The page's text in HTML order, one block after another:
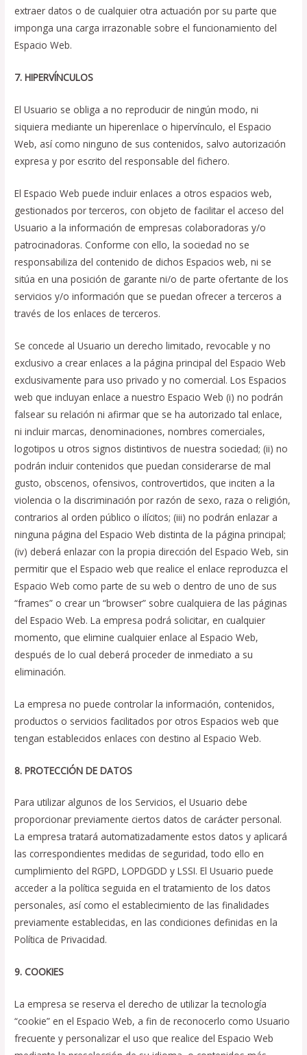
extraer datos o de cualquier otra actuación por su parte que
imponga una carga irrazonable sobre el funcionamiento del
Espacio Web.
7. HIPERVÍNCULOS
El Usuario se obliga a no reproducir de ningún modo, ni
siquiera mediante un hiperenlace o hipervínculo, el Espacio
Web, así como ninguno de sus contenidos, salvo autorización
expresa y por escrito del responsable del fichero.
El Espacio Web puede incluir enlaces a otros espacios web,
gestionados por terceros, con objeto de facilitar el acceso del
Usuario a la información de empresas colaboradoras y/o
patrocinadoras. Conforme con ello, la sociedad no se
responsabiliza del contenido de dichos Espacios web, ni se
sitúa en una posición de garante ni/o de parte ofertante de los
servicios y/o información que se puedan ofrecer a terceros a
través de los enlaces de terceros.
Se concede al Usuario un derecho limitado, revocable y no
exclusivo a crear enlaces a la página principal del Espacio Web
exclusivamente para uso privado y no comercial. Los Espacios
web que incluyan enlace a nuestro Espacio Web (i) no podrán
falsear su relación ni afirmar que se ha autorizado tal enlace,
ni incluir marcas, denominaciones, nombres comerciales,
logotipos u otros signos distintivos de nuestra sociedad; (ii) no
podrán incluir contenidos que puedan considerarse de mal
gusto, obscenos, ofensivos, controvertidos, que inciten a la
violencia o la discriminación por razón de sexo, raza o religión,
contrarios al orden público o ilícitos; (iii) no podrán enlazar a
ninguna página del Espacio Web distinta de la página principal;
(iv) deberá enlazar con la propia dirección del Espacio Web, sin
permitir que el Espacio web que realice el enlace reproduzca el
Espacio Web como parte de su web o dentro de uno de sus
“frames” o crear un “browser” sobre cualquiera de las páginas
del Espacio Web. La empresa podrá solicitar, en cualquier
momento, que elimine cualquier enlace al Espacio Web,
después de lo cual deberá proceder de inmediato a su
eliminación.
La empresa no puede controlar la información, contenidos,
productos o servicios facilitados por otros Espacios web que
tengan establecidos enlaces con destino al Espacio Web.
8. PROTECCIÓN DE DATOS
Para utilizar algunos de los Servicios, el Usuario debe
proporcionar previamente ciertos datos de carácter personal.
La empresa tratará automatizadamente estos datos y aplicará
las correspondientes medidas de seguridad, todo ello en
cumplimiento del RGPD, LOPDGDD y LSSI. El Usuario puede
acceder a la política seguida en el tratamiento de los datos
personales, así como el establecimiento de las finalidades
previamente establecidas, en las condiciones definidas en la
Política de Privacidad.
9. COOKIES
La empresa se reserva el derecho de utilizar la tecnología
“cookie” en el Espacio Web, a fin de reconocerlo como Usuario
frecuente y personalizar el uso que realice del Espacio Web